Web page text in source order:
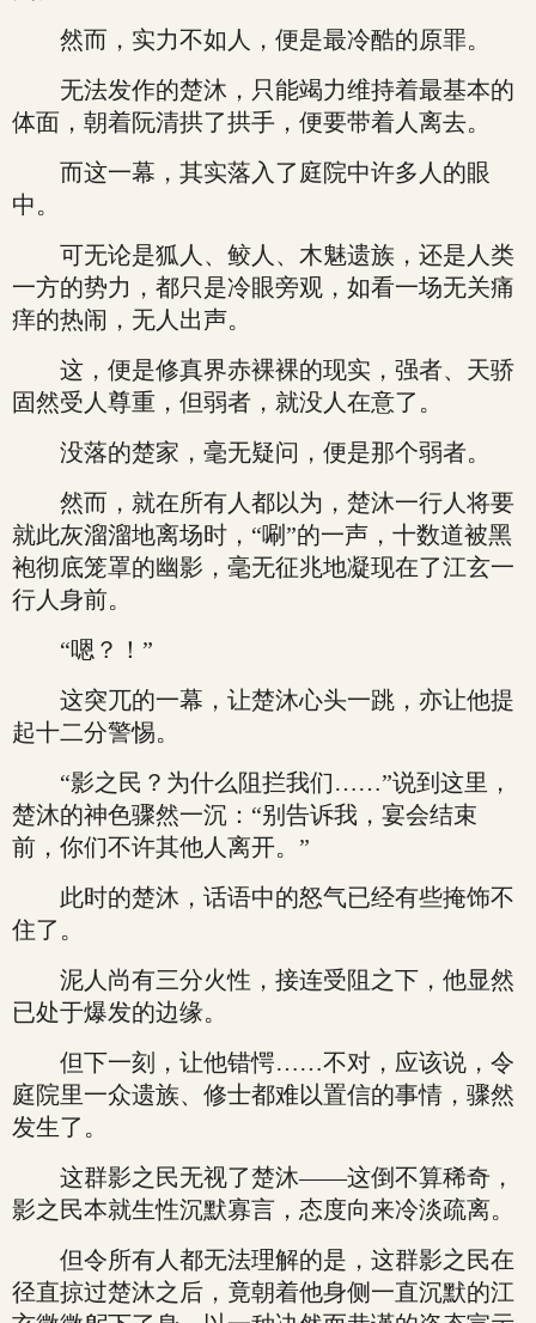
然而，实力不如人，便是最冷酷的原罪。
无法发作的楚沐，只能竭力维持着最基本的
体面，朝着阮清拱了拱手，便要带着人离去。
而这一幕，其实落入了庭院中许多人的眼
中。
可无论是狐人、鲛人、木魅遗族，还是人类
一方的势力，都只是冷眼旁观，如看一场无关痛
痒的热闹，无人出声。
这，便是修真界赤裸裸的现实，强者、天骄
固然受人尊重，但弱者，就没人在意了。
没落的楚家，毫无疑问，便是那个弱者。
然而，就在所有人都以为，楚沐一行人将要
就此灰溜溜地离场时，“唰”的一声，十数道被黑
袍彻底笼罩的幽影，毫无征兆地凝现在了江玄一
行人身前。
“嗯？！”
这突兀的一幕，让楚沐心头一跳，亦让他提
起十二分警惕。
“影之民？为什么阻拦我们……”说到这里，
楚沐的神色骤然一沉：“别告诉我，宴会结束
前，你们不许其他人离开。”
此时的楚沐，话语中的怒气已经有些掩饰不
住了。
泥人尚有三分火性，接连受阻之下，他显然
已处于爆发的边缘。
但下一刻，让他错愕……不对，应该说，令
庭院里一众遗族、修士都难以置信的事情，骤然
发生了。
这群影之民无视了楚沐——这倒不算稀奇，
影之民本就生性沉默寡言，态度向来冷淡疏离。
但令所有人都无法理解的是，这群影之民在
径直掠过楚沐之后，竟朝着他身侧一直沉默的江